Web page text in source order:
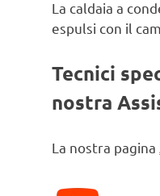
La caldaia a
espulsi con il
Tecnici
nostra
La nostra pagina